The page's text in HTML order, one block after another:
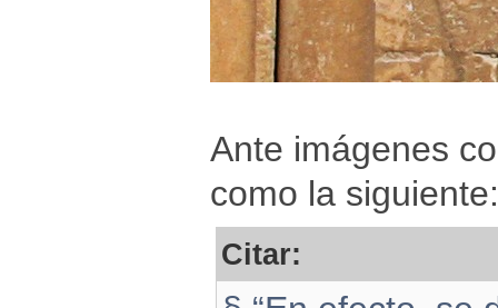
Ante imágenes
como la siguiente:
Citar: